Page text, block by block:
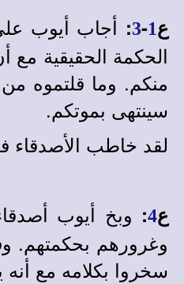
ع1
-
3
: أجاب أيوب
الحكمة الحقيقية
منكم. وما قلتموه
سينتهى بموتكم.
لقد خاطب الأصدقاء
ع4
: وبخ أيوب
وغرورهم بحكمتهم.
سخروا بكلامه مع